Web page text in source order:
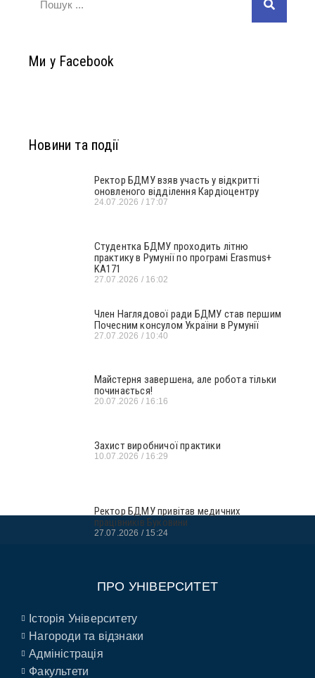
Ми у Facebook
Новини та події
Ректор БДМУ взяв участь у відкритті
оновленого відділення Кардіоцентру
24.07.2026 17:07
Студентка БДМУ проходить літню
практику в Румунії по програмі Erasmus+
KA171
27.07.2026 16:02
Член Наглядової ради БДМУ став першим
Почесним консулом України в Румунії
27.07.2026 10:40
Майстерня завершена, але робота тільки
починається!
20.07.2026 16:16
Захист виробничої практики
10.07.2026 16:29
Ректор БДМУ привітав медичних
працівників Буковини
27.07.2026 15:24
ПРО УНІВЕРСИТЕТ
Історія Університету
Нагороди та відзнаки
Адміністрація
Факультети